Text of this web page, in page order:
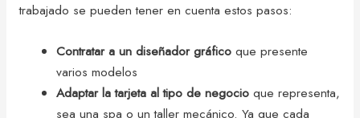
trabajado se pueden tener en cuenta estos pasos:
Contratar a un diseñador gráfico que presente
varios modelos
Adaptar la tarjeta al tipo de negocio que representa,
sea una spa o un taller mecánico. Ya que cada